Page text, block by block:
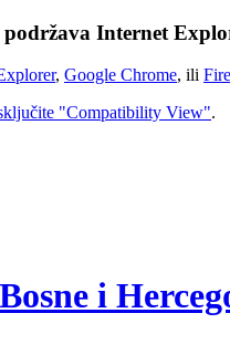
Internet
, Google Chrome, ili
"Compatibility View".
i